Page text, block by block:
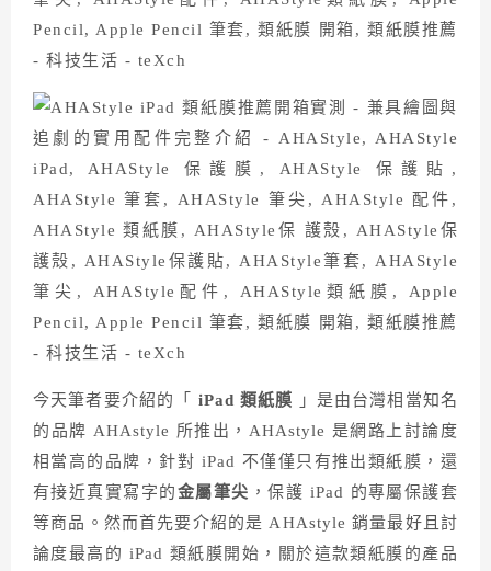
今天筆者要介紹的「 iPad 類紙膜 」是由台灣相當知名
的品牌 AHAstyle 所推出，AHAstyle 是網路上討論度
相當高的品牌，針對 iPad 不僅僅只有推出類紙膜，還
有接近真實寫字的金屬筆尖 ，保護 iPad 的專屬保護套
等商品。然而首先要介紹的是 AHAstyle 銷量最好且討
論度最高的 iPad 類紙膜開始，關於這款類紙膜的產品